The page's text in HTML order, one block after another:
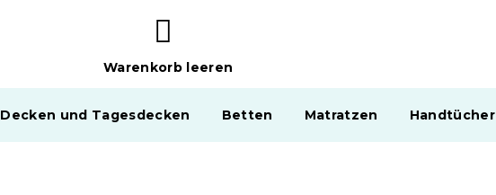
WARENKORB
Warenkorb leeren
Decken und Tagesdecken Betten Matratzen